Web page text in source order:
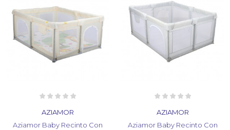
AZIAMOR
Aziamor Baby Recinto Con
AZIAMOR
Aziamor Baby Recinto Con